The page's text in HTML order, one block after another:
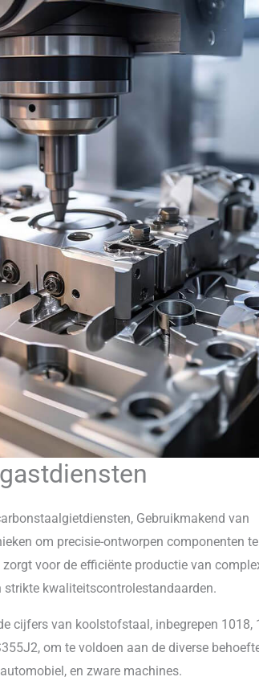
Gebruikmakend van
om precisie-ontworpen componenten te
zorgt voor de efficiënte productie van
kwaliteitscontrolestandaarden.
cijfers van koolstofstaal, inbegrepen 1018,
om te voldoen aan de diverse
en zware machines.